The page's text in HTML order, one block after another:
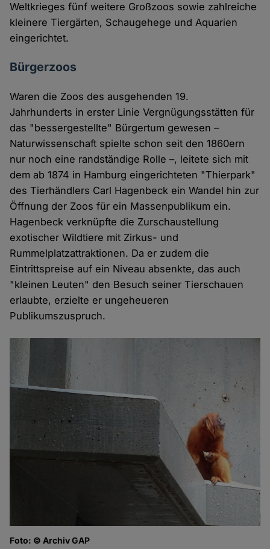
Weltkrieges fünf weitere Großzoos sowie zahlreiche
kleinere Tiergärten, Schaugehege und Aquarien
eingerichtet.
Bürgerzoos
Waren die Zoos des ausgehenden 19.
Jahrhunderts in erster Linie Vergnügungsstätten für
das "bessergestellte" Bürgertum gewesen –
Naturwissenschaft spielte schon seit den 1860ern
nur noch eine randständige Rolle –, leitete sich mit
dem ab 1874 in Hamburg eingerichteten "Thierpark"
des Tierhändlers Carl Hagenbeck ein Wandel hin zur
Öffnung der Zoos für ein Massenpublikum ein.
Hagenbeck verknüpfte die Zurschaustellung
exotischer Wildtiere mit Zirkus- und
Rummelplatzattraktionen. Da er zudem die
Eintrittspreise auf ein Niveau absenkte, das auch
"kleinen Leuten" den Besuch seiner Tierschauen
erlaubte, erzielte er ungeheueren
Publikumszuspruch.
Foto: © Archiv GAP